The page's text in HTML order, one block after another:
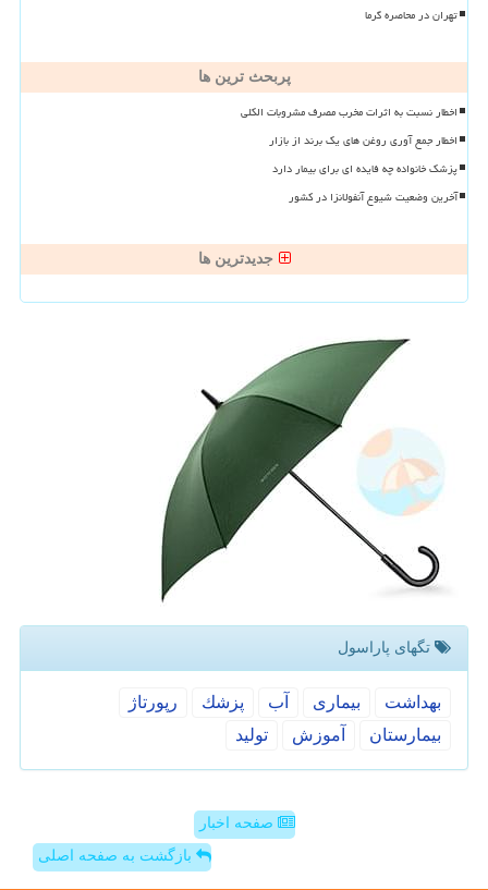
تهران در محاصره گرما
پربحث ترین ها
اخطار نسبت به اثرات مخرب مصرف مشروبات الکلی
اخطار جمع آوری روغن های یک برند از بازار
پزشک خانواده چه فایده ای برای بیمار دارد
آخرین وضعیت شیوع آنفولانزا در کشور
جدیدترین ها
تگهای پاراسول
بهداشت بیماری آب پزشك
رپورتاژ
بیمارستان
آموزش تولید
صفحه اخبار
بازگشت به صفحه اصلی